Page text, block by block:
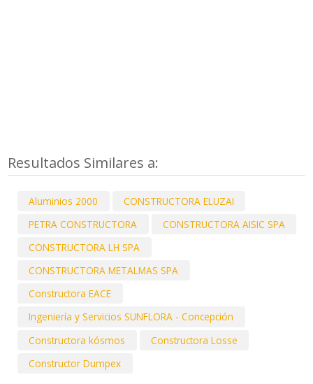
Resultados Similares a:
Aluminios 2000
CONSTRUCTORA ELUZAI
PETRA CONSTRUCTORA
CONSTRUCTORA AISIC SPA
CONSTRUCTORA LH SPA
CONSTRUCTORA METALMAS SPA
Constructora EACE
Ingeniería y Servicios SUNFLORA - Concepción
Constructora kósmos
Constructora Losse
Constructor Dumpex